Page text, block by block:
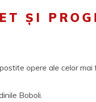
ȘI
opere ale celor
Boboli.